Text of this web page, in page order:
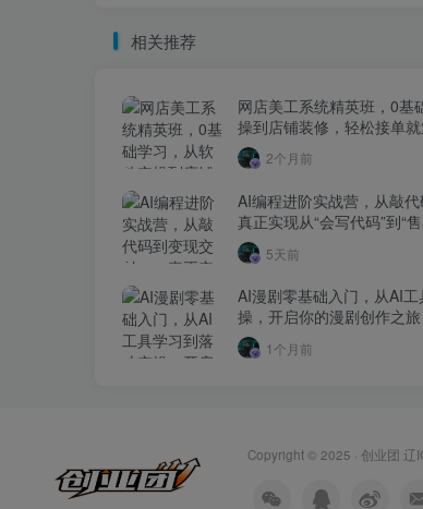
相关推荐
网店美工系统精英班，0基
操到店铺装修，轻松接单
2个月前
AI编程进阶实战营，从敲代
真正实现从“会写代码”到“
跨越
5天前
AI漫剧零基础入门，从AI
操，开启你的漫剧创作之旅
1个月前
Copyright © 2025 · 创业团 辽